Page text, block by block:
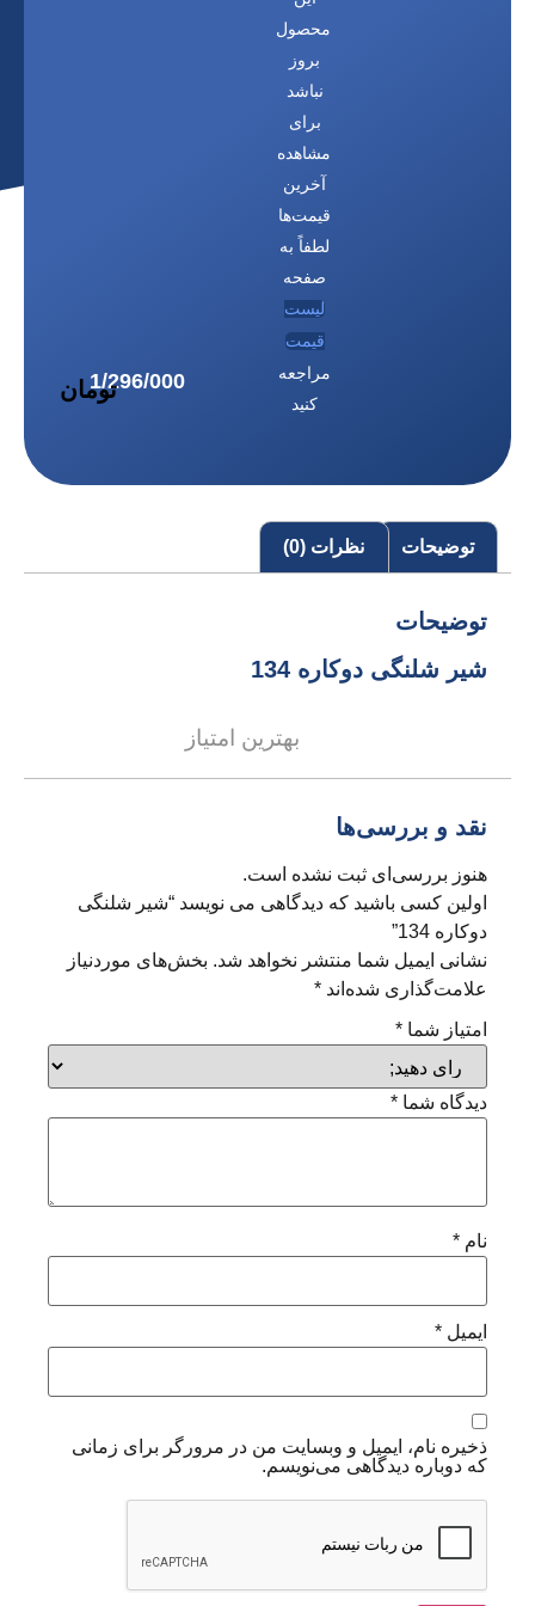
محصول
بروز
نباشد
برای
مشاهده
آخرین
قیمت‌ها
لطفاً به
صفحه
لیست
قیمت
مراجعه
کنید
توضیحات نظرات (0)
توضیحات
شیر شلنگی دوکاره 134
بهترین امتیاز
نقد و بررسی‌ها
هنوز بررسی‌ای ثبت نشده است.
اولین کسی باشید که دیدگاهی می نویسد “شیر شلنگی
دوکاره 134”
نشانی ایمیل شما منتشر نخواهد شد. بخش‌های موردنیاز
علامت‌گذاری شده‌اند *
امتیاز شما *
دیدگاه شما *
نام *
ایمیل *
ذخیره نام، ایمیل و وبسایت من در مرورگر برای زمانی
که دوباره دیدگاهی می‌نویسم.